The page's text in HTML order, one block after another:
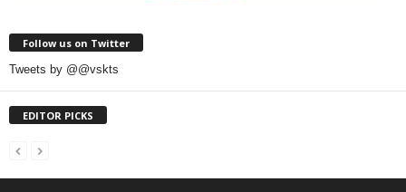
Follow us on Twitter
Tweets by @@vskts
EDITOR PICKS